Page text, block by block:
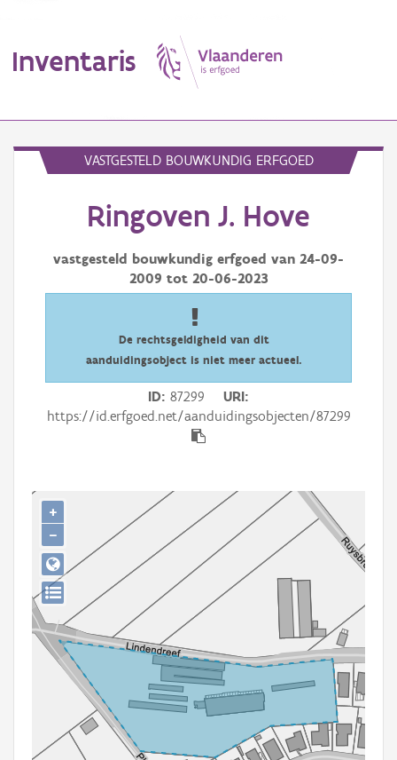
Inventaris
Aanduidingsobject
Waarneming
Persoon of collectief
Aanmelden
VASTGESTELD BOUWKUNDIG ERFGOED
Ringoven J. Hove
vastgesteld bouwkundig erfgoed van 24-09-
2009 tot 20-06-2023
De rechtsgeldigheid van dit
aanduidingsobject is niet meer actueel.
ID 87299
URI
https://id.erfgoed.net/aanduidingsobjecten/87299
+
−